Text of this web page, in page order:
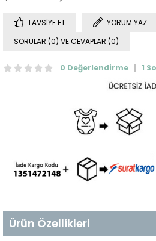
TAVSIYE ET
YORUM YAZ
SORULAR (0) VE CEVAPLAR (0)
0 Değerlendirme 1
Ürün Özellikleri